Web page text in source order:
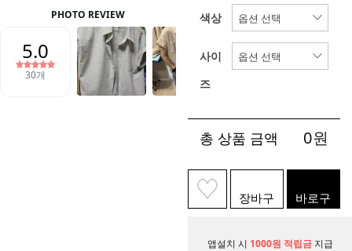
색상
사이
즈
총 상품 금액 0원
장바구
니
바로구
매
앱설치 시 1000원 적립금 지급